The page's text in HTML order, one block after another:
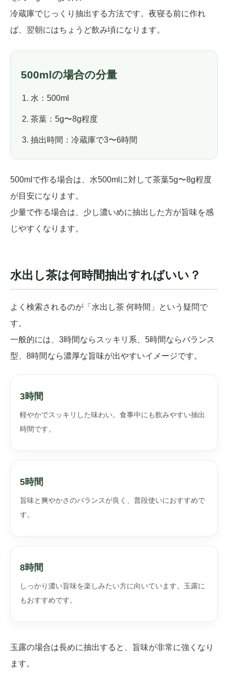
冷蔵庫でじっくり抽出する方法です。夜寝る前に作れ
ば、翌朝にはちょうど飲み頃になります。
500mlの場合の分量
水：500ml
茶葉：5g〜8g程度
抽出時間：冷蔵庫で3〜6時間
500mlで作る場合は、水500mlに対して茶葉5g〜8g程度
が目安になります。
少量で作る場合は、少し濃いめに抽出した方が旨味を感
じやすくなります。
水出し茶は何時間抽出すればいい？
よく検索されるのが「水出し茶 何時間」という疑問で
す。
一般的には、3時間ならスッキリ系、5時間ならバランス
型、8時間なら濃厚な旨味が出やすいイメージです。
3時間
軽やかでスッキリした味わい。食事中にも飲みやすい抽出
時間です。
5時間
旨味と爽やかさのバランスが良く、普段使いにおすすめで
す。
8時間
しっかり濃い旨味を楽しみたい方に向いています。玉露に
もおすすめです。
玉露の場合は長めに抽出すると、旨味が非常に強くなり
ます。